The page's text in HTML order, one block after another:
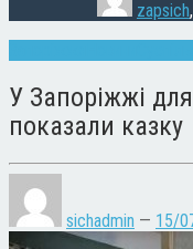
zapsich,
У Запоріжжі
показали казку
sichadmin — 15/